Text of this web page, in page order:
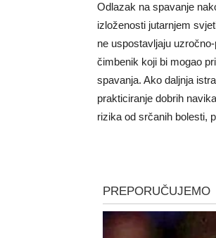
Odlazak na spavanje
izloženosti jutarnjem
ne uspostavljaju
čimbenik koji bi mogao
spavanja. Ako daljnja
prakticiranje dobrih
rizika od srčanih bolesti,